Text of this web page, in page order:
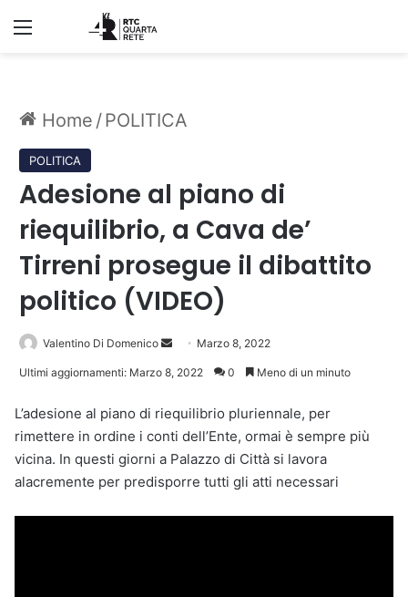
Menu
Home / POLITICA
POLITICA
Adesione al piano di
riequilibrio, a Cava de’
Tirreni prosegue il dibattito
politico (VIDEO)
Valentino Di Domenico
Invia Marzo 8, 2022
Ultimi aggiornamenti: Marzo 8, 2022 0 Meno di un minuto
L’adesione al piano di riequilibrio pluriennale, per
rimettere in ordine i conti dell’Ente, ormai è sempre più
vicina. In questi giorni a Palazzo di Città si lavora
alacremente per predisporre tutti gli atti necessari